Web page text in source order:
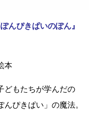
んぴきぱいのぽん』
本
どもたちが学んだの
ぴきぱい」の魔法。